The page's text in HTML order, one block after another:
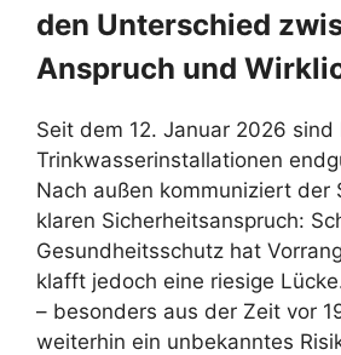
den Unterschied
Anspruch und
Seit dem 12. Januar 2026 sind
Trinkwasserinstallationen
Nach außen kommuniziert der
klaren Sicherheitsanspruch:
Gesundheitsschutz hat
klafft jedoch eine riesige
– besonders aus der Zeit vor
weiterhin ein unbekanntes